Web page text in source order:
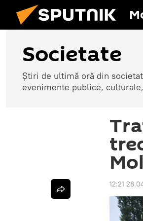
Societate
Știri de ultimă oră din
evenimente publice,
12:21